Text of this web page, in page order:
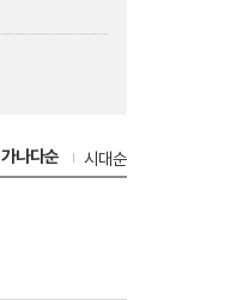
가나다순 시대순